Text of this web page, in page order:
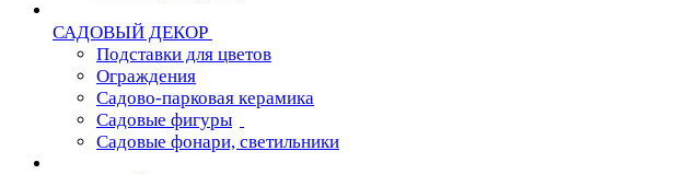
САДОВЫЙ ДЕКОР
Подставки для цветов
Ограждения
Садово-парковая керамика
Садовые фигуры
Садовые фонари, светильники